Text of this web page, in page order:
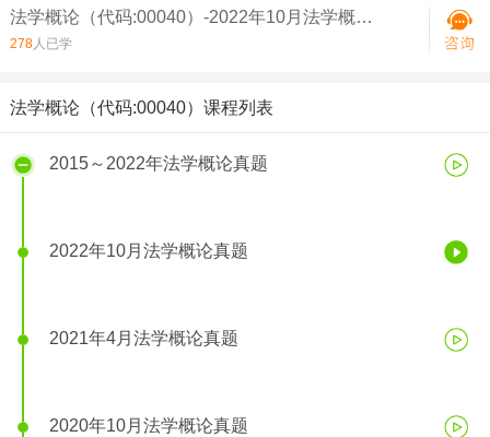
法学概论（代码:00040）-2022年10月法学概论真题
278人已学
法学概论（代码:00040）课程列表
2015～2022年法学概论真题
2022年10月法学概论真题
2021年4月法学概论真题
2020年10月法学概论真题